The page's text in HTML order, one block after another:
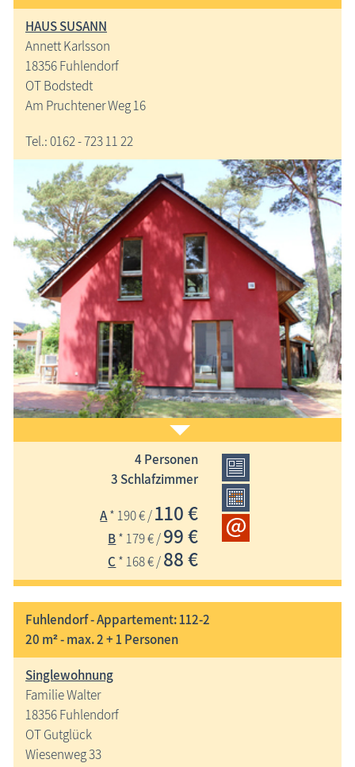
HAUS SUSANN
Annett Karlsson
18356 Fuhlendorf
OT Bodstedt
Am Pruchtener Weg 16
Tel.: 0162 - 723 11 22
Freistehendes Haus mit Garten in ruhiger Lage,
Sonnenterrasse, Blick zum Bodden, Autostellplätze und
Fahrradabstellung auf dem Grundstück
4 Personen
3 Schlafzimmer
A* 190 € /110 €
B* 179 € /99 €
C * 168 € /88 €
Fuhlendorf - Appartement: 112-2
20 m² - max. 2 + 1 Personen
Singlewohnung
Familie Walter
18356 Fuhlendorf
OT Gutglück
Wiesenweg 33